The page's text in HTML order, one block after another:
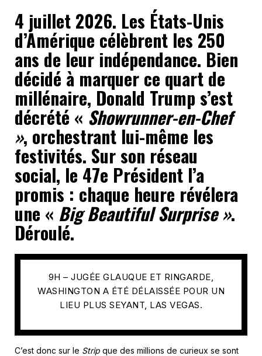
4 juillet 2026. Les États-Unis
d’Amérique célèbrent les 250
ans de leur indépendance. Bien
décidé à marquer ce quart de
millénaire, Donald Trump s’est
décrété « Showrunner-en-Chef
», orchestrant lui-même les
festivités. Sur son réseau
social, le 47e Président l’a
promis : chaque heure révélera
une « Big Beautiful Surprise ».
Déroulé.
9H – JUGÉE GLAUQUE ET RINGARDE,
WASHINGTON A ÉTÉ DÉLAISSÉE POUR UN
LIEU PLUS SEYANT, LAS VEGAS.
C’est donc sur le Strip que des millions de curieux se sont